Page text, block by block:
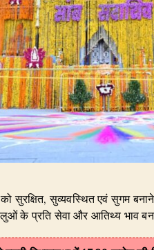
को सुरक्षित, सुव्यवस्थित एवं सुगम
के प्रति सेवा और आतिथ्य भाव